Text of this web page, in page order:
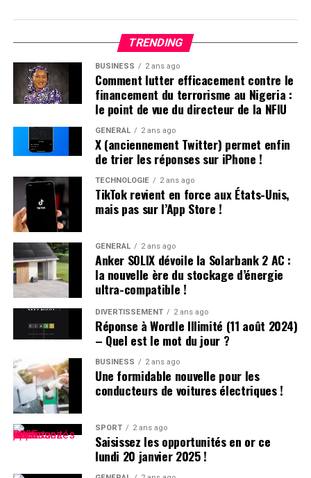
au secteur du jeu vidéo. Ce ne sont pas seulement les
joueurs, mais aussi les passionnés et les consommateurs
ordinaires qui sont séduits par des taux de
rafraîchissement élevés devenus la norme, des
moniteurs 4K autrefois coûteux qui deviennent de plus
en plus abordables, des écrans de plus grande taille, et
une offre croissante d’options OLED à des prix
raisonnables.
Pour vous aider à naviguer à travers cette multitude de
choix, nous avons rassemblé notre expertise en matière
de tests de moniteurs et étudié des centaines de
modèles pour créer une liste concise de
recommandations. Que vous recherchiez un écran à taux
de rafraîchissement élevé, un grand panneau pour la
création de contenu, ou un modèle économique riche en
fonctionnalités, notre guide des meilleurs moniteurs
vous aidera à faire le bon choix.
Meilleur choix général
TRENDING
BUSINESS 2 ans ago
Comment lutter efficacement contre le
financement du terrorisme au Nigeria :
le point de vue du directeur de la NFIU
GÉNÉRAL 2 ans ago
X (anciennement Twitter) permet enfin
de trier les réponses sur iPhone !
TECHNOLOGIE 2 ans ago
TikTok revient en force aux États-Unis,
mais pas sur l’App Store !
GÉNÉRAL 2 ans ago
Anker SOLIX dévoile la Solarbank 2 AC :
la nouvelle ère du stockage d’énergie
ultra-compatible !
DIVERTISSEMENT 2 ans ago
Réponse à Wordle Illimité (11 août 2024)
– Quel est le mot du jour ?
BUSINESS 2 ans ago
Une formidable nouvelle pour les
conducteurs de voitures électriques !
SPORT 2 ans ago
Saisissez les opportunités en or ce
lundi 20 janvier 2025 !